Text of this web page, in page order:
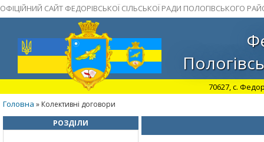
ОФІЦІЙНИЙ САЙТ ФЕДОРІВСЬКОЇ СІЛЬСЬКОЇ РАДИ ПОЛОГІВСЬКОГО
70627, с.
Головна » Колективні договори
РОЗДІЛИ